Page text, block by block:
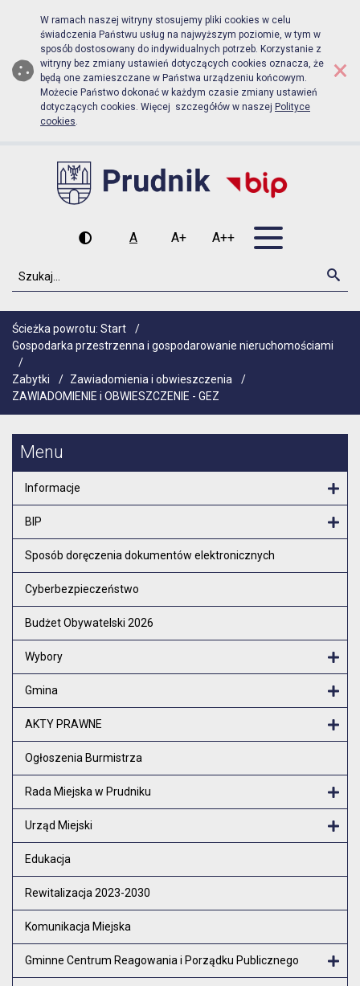
Biuletyn Informacji Publicznej
Przejdź do menu głównego
Przejdź do głównej zawartości
W ramach naszej witryny stosujemy pliki cookies w celu
świadczenia Państwu usług na najwyższym poziomie, w tym w
sposób dostosowany do indywidualnych potrzeb. Korzystanie z
witryny bez zmiany ustawień dotyczących cookies oznacza, że
będą one zamieszczane w Państwa urządzeniu końcowym.
Możecie Państwo dokonać w każdym czasie zmiany ustawień
dotyczących cookies. Więcej szczegółów w naszej Polityce
cookies.
×
Wysoki kontrast
A
Czcionka domyślna
A+
Czcionka średnia
A++
Czcionka duża
Szukaj
Ścieżka powrotu: Start
/
Gospodarka przestrzenna i gospodarowanie nieruchomościami
/
Zabytki
/ Zawiadomienia i obwieszczenia
/
ZAWIADOMIENIE i OBWIESZCZENIE - GEZ
Menu
Informacje
BIP
Sposób doręczenia dokumentów elektronicznych
Cyberbezpieczeństwo
Budżet Obywatelski 2026
Wybory
Gmina
AKTY PRAWNE
Ogłoszenia Burmistrza
Rada Miejska w Prudniku
Urząd Miejski
Edukacja
Rewitalizacja 2023-2030
Komunikacja Miejska
Gminne Centrum Reagowania i Porządku Publicznego